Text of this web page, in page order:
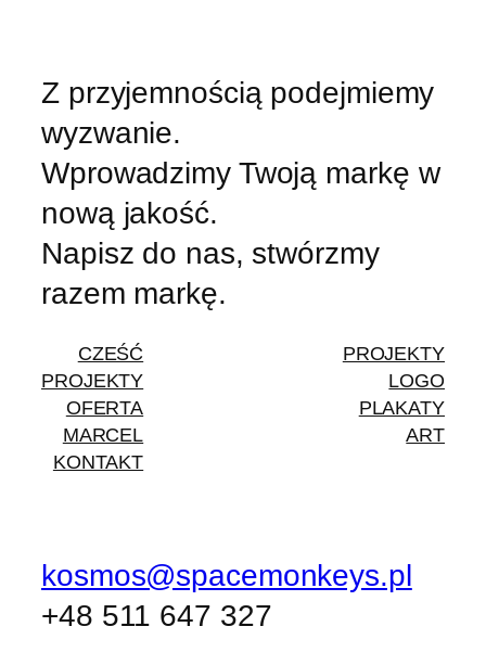
Z przyjemnością podejmiemy
wyzwanie.
Wprowadzimy Twoją markę w
nową jakość.
Napisz do nas, stwórzmy
razem markę.
CZEŚĆ
PROJEKTY
OFERTA
MARCEL
KONTAKT
PROJEKTY
LOGO
PLAKATY
ART
kosmos@spacemonkeys.pl
+48 511 647 327